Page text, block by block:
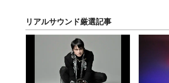
リアルサウンド厳選記事